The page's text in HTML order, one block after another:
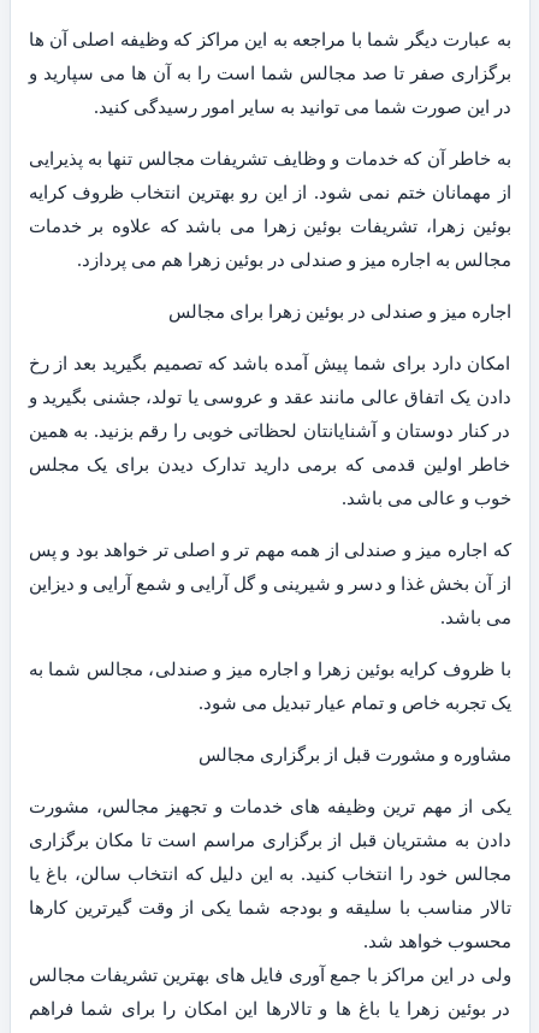
به عبارت دیگر شما با مراجعه به این مراکز که وظیفه اصلی آن ها
برگزاری صفر تا صد مجالس شما است را به آن ها می سپارید و
در این صورت شما می توانید به سایر امور رسیدگی کنید.
به خاطر آن که خدمات و وظایف تشریفات مجالس تنها به پذیرایی
از مهمانان ختم نمی شود. از این رو بهترین انتخاب ظروف کرایه
بوئین زهرا، تشریفات بوئین زهرا می باشد که علاوه بر خدمات
مجالس به اجاره میز و صندلی در بوئین زهرا هم می پردازد.
اجاره میز و صندلی در بوئین زهرا برای مجالس
امکان دارد برای شما پیش آمده باشد که تصمیم بگیرید بعد از رخ
دادن یک اتفاق عالی مانند عقد و عروسی یا تولد، جشنی بگیرید و
در کنار دوستان و آشنایانتان لحظاتی خوبی را رقم بزنید. به همین
خاطر اولین قدمی که برمی دارید تدارک دیدن برای یک مجلس
خوب و عالی می باشد.
که اجاره میز و صندلی از همه مهم تر و اصلی تر خواهد بود و پس
از آن بخش غذا و دسر و شیرینی و گل آرایی و شمع آرایی و دیزاین
می باشد.
با ظروف کرایه بوئین زهرا و اجاره میز و صندلی، مجالس شما به
یک تجربه خاص و تمام عیار تبدیل می شود.
مشاوره و مشورت قبل از برگزاری مجالس
یکی از مهم ترین وظیفه های خدمات و تجهیز مجالس، مشورت
دادن به مشتریان قبل از برگزاری مراسم است تا مکان برگزاری
مجالس خود را انتخاب کنید. به این دلیل که انتخاب سالن، باغ یا
تالار مناسب با سلیقه و بودجه شما یکی از وقت گیرترین کارها
محسوب خواهد شد.
ولی در این مراکز با جمع آوری فایل های بهترین تشریفات مجالس
در بوئین زهرا یا باغ ها و تالارها این امکان را برای شما فراهم